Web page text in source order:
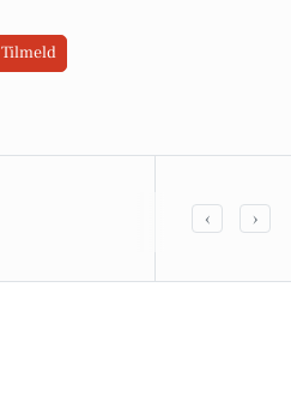
Tilmeld
‹ ›